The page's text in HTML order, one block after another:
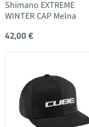
Shimano EXTREME
WINTER CAP Melna
42,00 €